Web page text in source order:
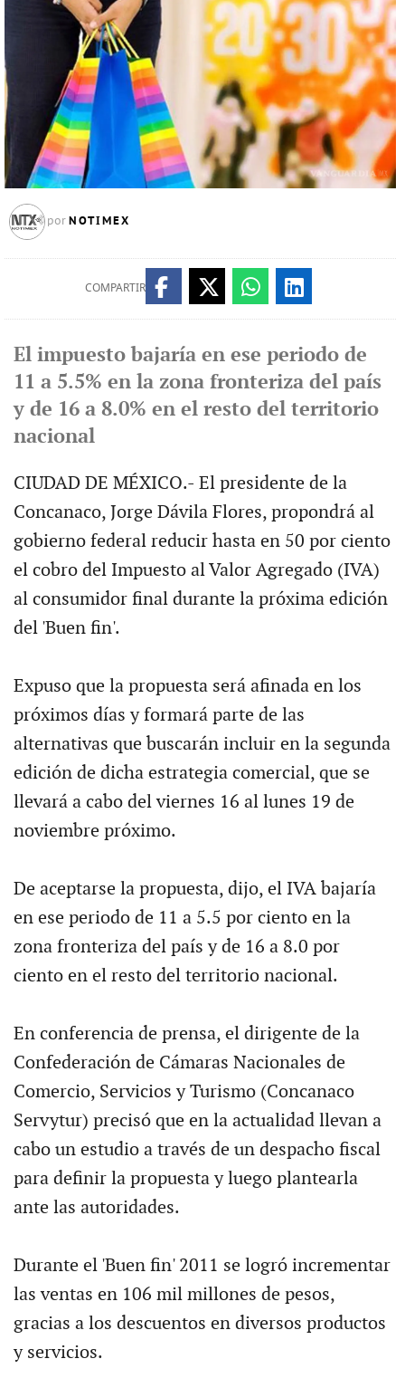
por NOTIMEX
COMPARTIR
El impuesto bajaría en ese periodo de
11 a 5.5% en la zona fronteriza del país
y de 16 a 8.0% en el resto del territorio
nacional
CIUDAD DE MÉXICO.- El presidente de la
Concanaco, Jorge Dávila Flores, propondrá al
gobierno federal reducir hasta en 50 por ciento
el cobro del Impuesto al Valor Agregado (IVA)
al consumidor final durante la próxima edición
del 'Buen fin'.
Expuso que la propuesta será afinada en los
próximos días y formará parte de las
alternativas que buscarán incluir en la segunda
edición de dicha estrategia comercial, que se
llevará a cabo del viernes 16 al lunes 19 de
noviembre próximo.
De aceptarse la propuesta, dijo, el IVA bajaría
en ese periodo de 11 a 5.5 por ciento en la
zona fronteriza del país y de 16 a 8.0 por
ciento en el resto del territorio nacional.
En conferencia de prensa, el dirigente de la
Confederación de Cámaras Nacionales de
Comercio, Servicios y Turismo (Concanaco
Servytur) precisó que en la actualidad llevan a
cabo un estudio a través de un despacho fiscal
para definir la propuesta y luego plantearla
ante las autoridades.
Durante el 'Buen fin' 2011 se logró incrementar
las ventas en 106 mil millones de pesos,
gracias a los descuentos en diversos productos
y servicios.